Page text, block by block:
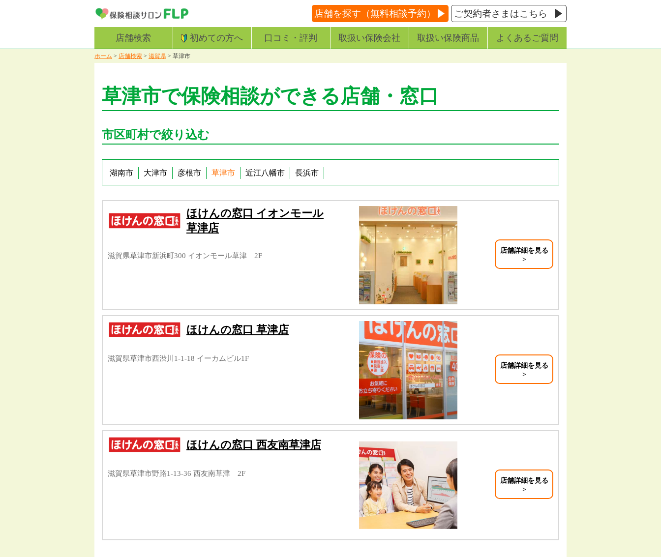
店舗を探す（無料相談予約） ご契約者さまはこちら
店舗検索 初めての方へ 口コミ・評判 取扱い保険会社 取扱い保険商品 よくあるご質問
ホーム > 店舗検索 > 滋賀県 > 草津市
草津市で保険相談ができる店舗・窓口
市区町村で絞り込む
湖南市 大津市 彦根市 草津市 近江八幡市 長浜市
ほけんの窓口 イオンモール
草津店
滋賀県草津市新浜町300 イオンモール草津 2F
店舗詳細を見る
ほけんの窓口 草津店
滋賀県草津市西渋川1-1-18 イーカムビル1F
店舗詳細を見る
ほけんの窓口 西友南草津店
滋賀県草津市野路1-13-36 西友南草津 2F
店舗詳細を見る